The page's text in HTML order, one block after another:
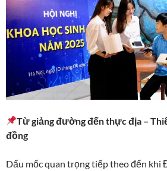
Từ giảng đường đến thực địa –
đồng
Dấu mốc quan trọng tiếp theo đến khi